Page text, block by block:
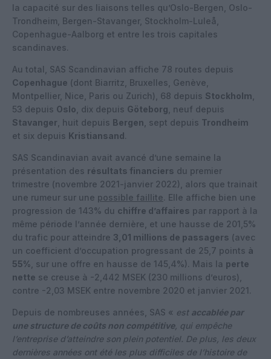
la capacité sur des liaisons telles qu’Oslo-Bergen, Oslo-
Trondheim, Bergen-Stavanger, Stockholm-Luleå,
Copenhague-Aalborg et entre les trois capitales
scandinaves.
Au total, SAS Scandinavian affiche 78 routes depuis
Copenhague (dont Biarritz, Bruxelles, Genève,
Montpellier, Nice, Paris ou Zurich), 68 depuis Stockholm
53 depuis Oslo , dix depuis Göteborg , neuf depuis
Stavanger , huit depuis Bergen , sept depuis Trondheim
et six depuis Kristiansand.
SAS Scandinavian avait avancé d’une semaine la
présentation des résultats financiers du premier
trimestre (novembre 2021-janvier 2022), alors que trainait
une rumeur sur une possible faillite. Elle affiche bien une
progression de 143% du chiffre d’affaires par rapport à la
même période l’année dernière, et une hausse de 201,5%
du trafic pour atteindre 3,01 millions de passagers (avec
un coefficient d’occupation progressant de 25,7 points à
55% , sur une offre en hausse de 145,4%). Mais la perte
nette se creuse à -2,442 MSEK (230 millions d’euros),
contre -2,03 MSEK entre novembre 2020 et janvier 2021.
Depuis de nombreuses années, SAS « est accablée par
une structure de coûts non compétitive, qui empêche
l’entreprise d’atteindre son plein potentiel. De plus, les deux
dernières années ont été les plus difficiles de l’histoire de